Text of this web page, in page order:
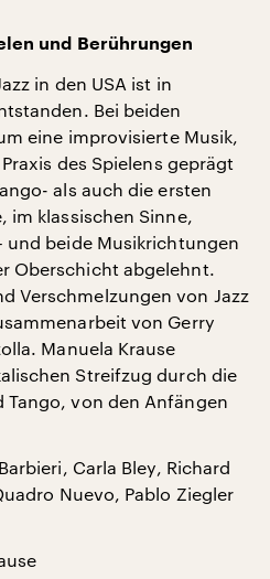
und Berührungen
in den USA ist in
Bei beiden
eine improvisierte Musik,
des Spielens geprägt
als auch die ersten
im klassischen Sinne,
und beide Musikrichtungen
Oberschicht abgelehnt.
Verschmelzungen von Jazz
von Gerry
Manuela Krause
Streifzug durch die
Tango, von den Anfängen
Carla Bley, Richard
Nuevo, Pablo Ziegler